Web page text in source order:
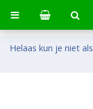
Helaas kun je niet